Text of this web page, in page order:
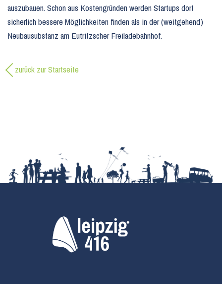
auszubauen. Schon aus Kostengründen werden Startups dort
sicherlich bessere Möglichkeiten finden als in der (weitgehend)
Neubausubstanz am Eutritzscher Freiladebahnhof.
zurück zur Startseite